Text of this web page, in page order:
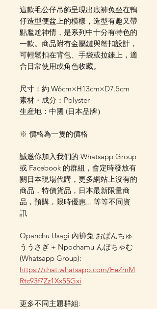
這款毛公仔吊飾呈現出底褲兔坐在鴨
仔造型便盆上的模樣，造型有趣又帶
點尷尬神情，是系列中十分有特色的
一款。商品附有金屬鏈與蟹扣設計，
可輕鬆扣在背包、手袋或拉鍊上，適
合日常使用或角色收藏。
尺寸：約 W6cm×H13cm×D7.5cm
素材・成分：Polyster
生産地：中國 (日本品牌）
※ 價格為一隻的價格
誠邀你加入我們的 Whatsapp Group
或 Facebook 的群組，會定時發放有
關日本現場代購，更多網站上沒有的
商品，特價貨品，日本最新限量商
品，預購，限時優惠... 等等不同資
訊
Opanchu Usagi 內褲兔 おぱんちゅ
ううさぎ + Npochamu んぽちゃむ
(Whatsapp Group):
https://chat.whatsapp.com/EeZmM
Rtc93f7Zz1Xx55Gxi
更多不同主題群組: